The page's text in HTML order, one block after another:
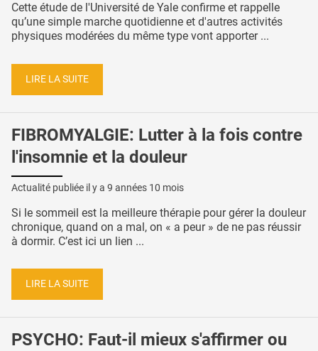
Cette étude de l'Université de Yale confirme et rappelle
qu’une simple marche quotidienne et d'autres activités
physiques modérées du même type vont apporter ...
LIRE LA SUITE
FIBROMYALGIE: Lutter à la fois contre
l'insomnie et la douleur
Actualité publiée il y a 9 années 10 mois
Si le sommeil est la meilleure thérapie pour gérer la douleur
chronique, quand on a mal, on « a peur » de ne pas réussir
à dormir. C’est ici un lien ...
LIRE LA SUITE
PSYCHO: Faut-il mieux s'affirmer ou